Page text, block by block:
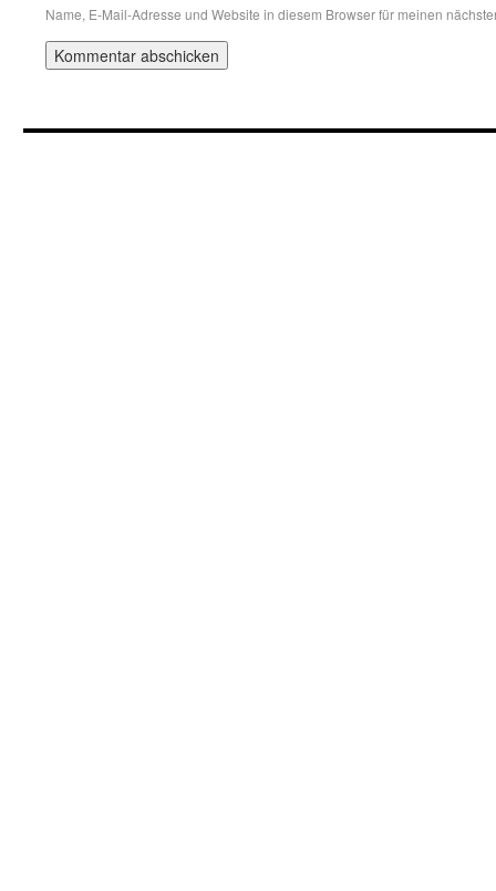
Name, E-Mail-Adresse und Website in diesem Browser für meinen